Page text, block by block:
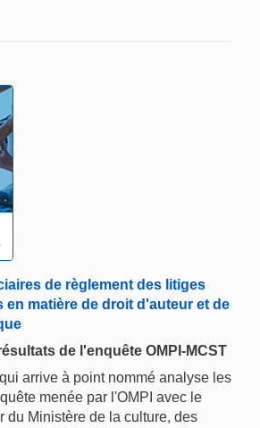
de règlement des litiges
en matière de droit d'auteur et de
de l'enquête OMPI-MCST
arrive à point nommé analyse les
menée par l'OMPI avec le
du Ministère de la culture, des